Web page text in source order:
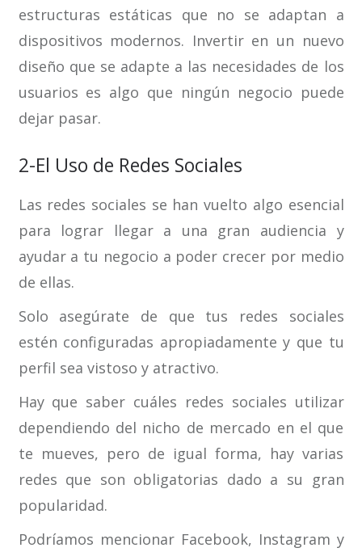
estructuras estáticas que no se adaptan a
dispositivos modernos. Invertir en un nuevo
diseño que se adapte a las necesidades de los
usuarios es algo que ningún negocio puede
dejar pasar.
2-El Uso de Redes Sociales
Las redes sociales se han vuelto algo esencial
para lograr llegar a una gran audiencia y
ayudar a tu negocio a poder crecer por medio
de ellas.
Solo asegúrate de que tus redes sociales
estén configuradas apropiadamente y que tu
perfil sea vistoso y atractivo.
Hay que saber cuáles redes sociales utilizar
dependiendo del nicho de mercado en el que
te mueves, pero de igual forma, hay varias
redes que son obligatorias dado a su gran
popularidad.
Podríamos mencionar Facebook, Instagram y